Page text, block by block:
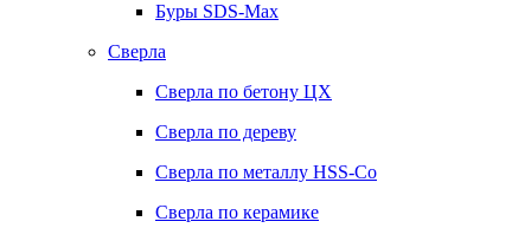
Буры SDS-Max
Сверла
Сверла по бетону ЦХ
Сверла по дереву
Сверла по металлу HSS-Co
Сверла по керамике